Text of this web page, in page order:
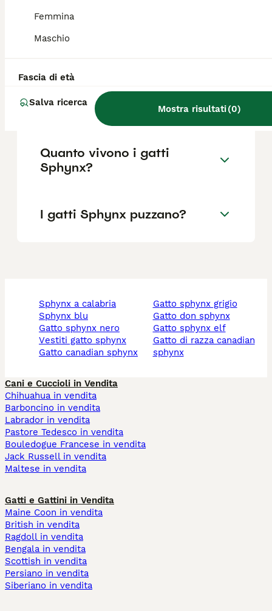
Femmina
Maschio
Fascia di età
Salva ricerca
Mostra risultati(0)
pelo?
Cosa sapere prima di
prendere uno Sphynx?
Quanto vivono i gatti
Sphynx?
I gatti Sphynx puzzano?
sphynx a calabria
sphynx blu
gatto sphynx nero
vestiti gatto sphynx
gatto canadian sphynx
gatto sphynx grigio
gatto don sphynx
gatto sphynx elf
gatto di razza canadian
sphynx
Cani e Cuccioli in Vendita
Chihuahua in vendita
Barboncino in vendita
Labrador in vendita
Pastore Tedesco in vendita
Bouledogue Francese in vendita
Jack Russell in vendita
Maltese in vendita
Gatti e Gattini in Vendita
Maine Coon in vendita
British in vendita
Ragdoll in vendita
Bengala in vendita
Scottish in vendita
Persiano in vendita
Siberiano in vendita